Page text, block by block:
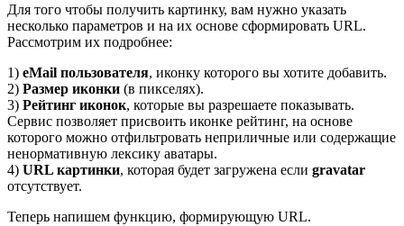
Для того чтобы получить картинку, вам нужно указать
несколько параметров и на их основе сформировать URL.
Рассмотрим их подробнее:
1) eMail пользователя, иконку которого вы хотите добавить.
2) Размер иконки (в пикселях).
3) Рейтинг иконок, которые вы разрешаете показывать.
Сервис позволяет присвоить иконке рейтинг, на основе
которого можно отфильтровать неприличные или содержащие
ненормативную лексику аватары.
4) URL картинки, которая будет загружена если gravatar
отсутствует.
Теперь напишем функцию, формирующую URL.